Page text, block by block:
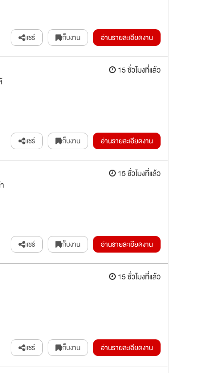
แชร์ เก็บงาน อ่านรายละเอียดงาน
15 ชั่วโมงที่แล้ว
แชร์ เก็บงาน อ่านรายละเอียดงาน
15 ชั่วโมงที่แล้ว
แชร์ เก็บงาน อ่านรายละเอียดงาน
15 ชั่วโมงที่แล้ว
แชร์ เก็บงาน อ่านรายละเอียดงาน